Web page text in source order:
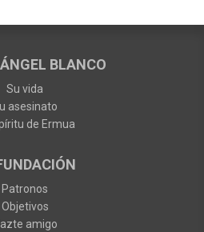
BLANCO
Su vida
asesinato
de Ermua
Patronos
Objetivos
amigo